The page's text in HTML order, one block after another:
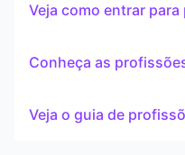
Veja como entrar
Conheça as
Veja o guia de